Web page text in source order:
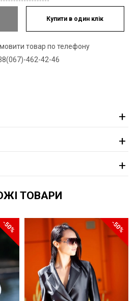
Купити в один клік
товар по телефону
462-42-46
ТОВАРИ
-50% -50%